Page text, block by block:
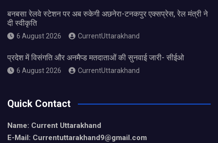
बनबसा रेलवे स्टेशन पर अब रुकेगी अछनेरा-टनकपुर एक्सप्रेस, रेल मंत्री ने
दी स्वीकृति
6 August 2026 CurrentUttarakhand
प्रदेश में विसंगति और अनमैप्ड मतदाताओं की सुनवाई जारी- सीईओ
6 August 2026 CurrentUttarakhand
Quick Contact
Name: Current Uttarakhand
E-Mail: Currentuttarakhand9@gmail.com